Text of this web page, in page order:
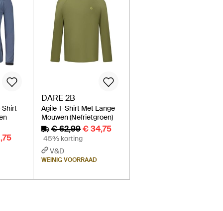
Shirt
DARE 2B
Agile T-Shirt Met Lange
Mouwen (Nefrietgroen)
€ 62,99€ 34,75
45% korting
V&D
WEINIG VOORRAAD